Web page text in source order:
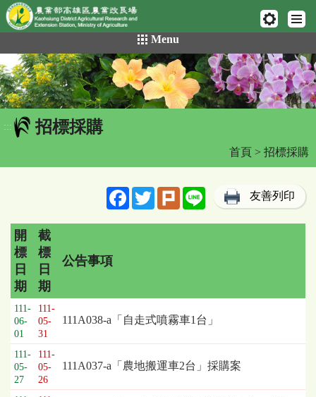
網頁置頂
到
主
要
內
容
區
Menu
::: 招標採購
首頁 > 招標採購
FacebookTwitterPlurk Line 友善列印
招
標
採
購
列
表，
欄
開
標
日
期
截
標
日
期
公告事項
111-
06-
01
111-
05-
31
111A038-a「自走式噴霧車1台」
111-
05-
27
111-
05-
26
111A037-a「農地搬運車2台」採購案